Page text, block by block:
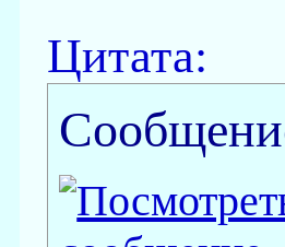
Цитата: